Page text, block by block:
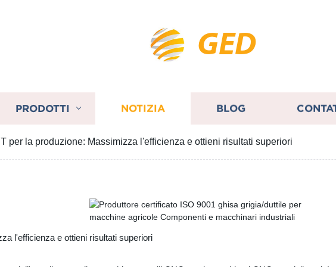
GED
PRODOTTI NOTIZIA BLOG
per la produzione: Massimizza l'efficienza e ottieni risultati superiori
l'efficienza e ottieni risultati superiori